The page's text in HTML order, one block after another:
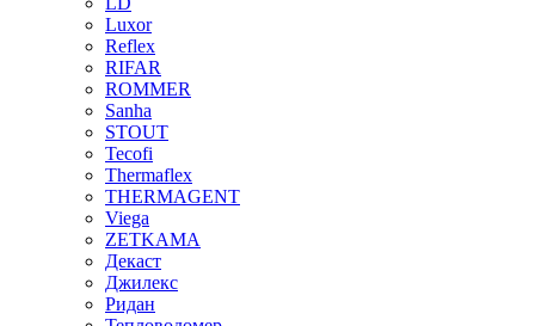
Luxor
Reflex
RIFAR
ROMMER
Sanha
STOUT
Tecofi
Thermaflex
THERMAGENT
Viega
ZETKAMA
Декаст
Джилекс
Ридан